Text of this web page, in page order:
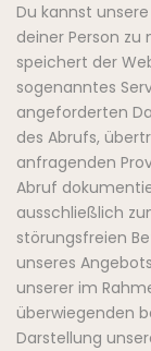
Du kannst
deiner Person
speichert der
sogenanntes
angeforderten
des Abrufs,
anfragenden
Abruf
ausschließlich
störungsfreien
unseres
unserer im
überwiegenden
Darstellung